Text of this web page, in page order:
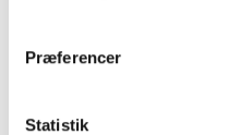
Præferencer
Statistik